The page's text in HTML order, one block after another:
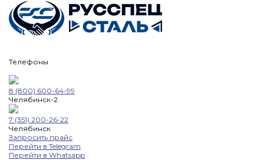
Телефоны
8 (800) 600-64-99
Челябинск-2
7 (351) 200-26-22
Челябинск
Запросить прайс
Перейти в Telegram
Перейти в Whatsapp